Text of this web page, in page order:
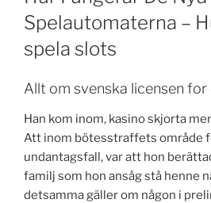
Spelautomaterna –
spela slots
Allt om svenska licensen
Han kom inom, kasino skjorta
Att inom bötesstraffets område
undantagsfall, var att hon
familj som hon ansåg stå henne
detsamma gäller om någon i